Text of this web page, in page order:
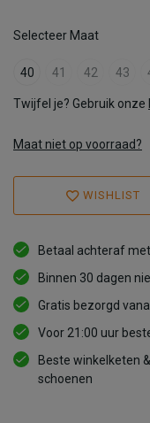
Selecteer Maat
40 41 42 43
Twijfel je? Gebruik onze
Maat niet op voorraad?
WISHLIST
Betaal achteraf
Binnen 30 dagen
Gratis bezorgd
Voor 21:00 uur
Beste winkelketen
schoenen